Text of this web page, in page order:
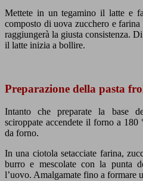
Mettete in un tegamino il latte e
composto di uova zucchero e
raggiungerà la giusta consistenza.
il latte inizia a bollire.
Preparazione della pasta
Intanto che preparate la base
sciroppate accendete il forno a 180
da forno.
In una ciotola setacciate farina,
burro e mescolate con la punta
l’uovo. Amalgamate fino a formare